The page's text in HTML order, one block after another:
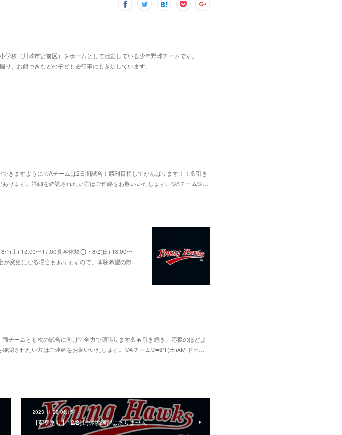
校（川崎市宮前区）をホームとして活動している少年野球チームです。
、お餅つきなどの子ども会行事にも参加しています。
きますように☆Aチームは2日間試合！勝利目指してがんばります！！💪引き
ります。詳細を確認されたい方はご連絡をお願いいたします。⚾Aチーム⚾️…
1(土) 13:00〜17:00見学体験⭕️・8/2(日) 13:00〜
変更になる場合もありますので、体験希望の際…
チームとも次の試合に向けて全力で頑張ります💪🔥引き続き、応援のほどよ
認されたい方はご連絡をお願いいたします。⚾Aチーム⚾️■8/1(土)AM ドッ…
2023.11.28 06:15
【変更あり】12/2(土)体験練習はありません